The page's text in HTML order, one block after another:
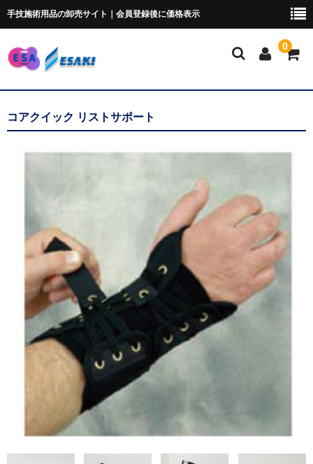
手技施術用品の卸売サイト｜会員登録後に価格表示
0
マイページ
ブロック・クッション
ポータブルドロップ
ピローシート
スクラブ
テーブルパーツ
プロユース
サポーター
骨格模型・チャート
テーピング
コアクイック リストサポート